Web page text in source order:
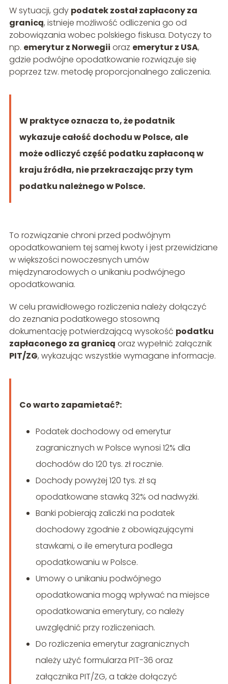
W sytuacji, gdy podatek został zapłacony za
granicą, istnieje możliwość odliczenia go od
zobowiązania wobec polskiego fiskusa. Dotyczy to
np. emerytur z Norwegii oraz emerytur z USA,
gdzie podwójne opodatkowanie rozwiązuje się
poprzez tzw. metodę proporcjonalnego zaliczenia.
W praktyce oznacza to, że podatnik
wykazuje całość dochodu w Polsce, ale
może odliczyć część podatku zapłaconą w
kraju źródła, nie przekraczając przy tym
podatku należnego w Polsce.
To rozwiązanie chroni przed podwójnym
opodatkowaniem tej samej kwoty i jest przewidziane
w większości nowoczesnych umów
międzynarodowych o unikaniu podwójnego
opodatkowania.
W celu prawidłowego rozliczenia należy dołączyć
do zeznania podatkowego stosowną
dokumentację potwierdzającą wysokość podatku
zapłaconego za granicą oraz wypełnić załącznik
PIT/ZG, wykazując wszystkie wymagane informacje.
Co warto zapamietać?:
Podatek dochodowy od emerytur
zagranicznych w Polsce wynosi 12% dla
dochodów do 120 tys. zł rocznie.
Dochody powyżej 120 tys. zł są
opodatkowane stawką 32% od nadwyżki.
Banki pobierają zaliczki na podatek
dochodowy zgodnie z obowiązującymi
stawkami, o ile emerytura podlega
opodatkowaniu w Polsce.
Umowy o unikaniu podwójnego
opodatkowania mogą wpływać na miejsce
opodatkowania emerytury, co należy
uwzględnić przy rozliczeniach.
Do rozliczenia emerytur zagranicznych
należy użyć formularza PIT-36 oraz
załącznika PIT/ZG, a także dołączyć